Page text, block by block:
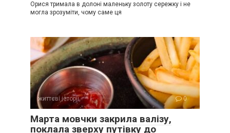
дозволяє, цей “рятувальник”?
продовжуючи:
Орися тримала в долоні маленьку золоту сережку і не
могла зрозуміти, чому саме ця
життєві історії 0
Марта мовчки закрила валізу,
поклала зверху путівку до